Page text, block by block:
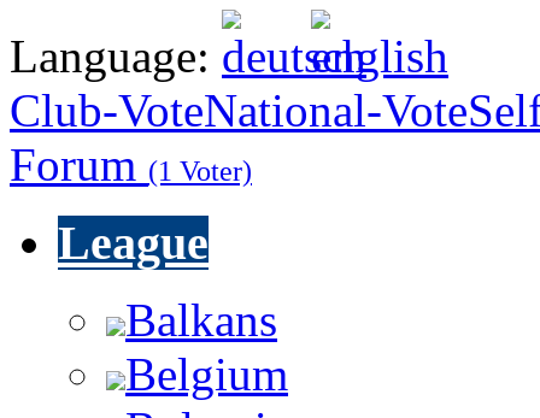
Language:
Club-VoteNational-Vote
Forum (1 Voter)
League
Balkans
Belgium